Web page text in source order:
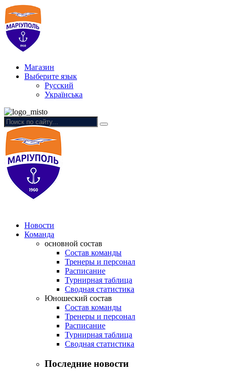
Магазин
Выберите язык
Русский
Українська
Новости
Команда
основной состав
Состав команды
Тренеры и персонал
Расписание
Турнирная таблица
Сводная статистика
Юношеский состав
Состав команды
Тренеры и персонал
Расписание
Турнирная таблица
Сводная статистика
Последние новости